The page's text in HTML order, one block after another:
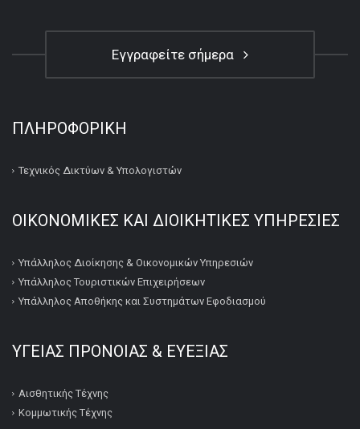
Εγγραφείτε σήμερα
ΠΛΗΡΟΦΟΡΙΚΉ
Τεχνικός Δικτύων & Υπολογιστών
ΟΙΚΟΝΟΜΙΚΕΣ ΚΑΙ ΔΙΟΙΚΗΤΙΚΕΣ ΥΠΗΡΕΣΙΕΣ
Υπάλληλος Διοίκησης & Οικονομικών Υπηρεσιών
Υπάλληλος Τουριστικών Επιχειρήσεων
Υπάλληλος Αποθήκης και Συστημάτων Εφοδιασμού
ΥΓΕΙΑΣ ΠΡΟΝΟΙΑΣ & ΕΥΕΞΙΑΣ
Αισθητικής Τέχνης
Κομμωτικής Τέχνης